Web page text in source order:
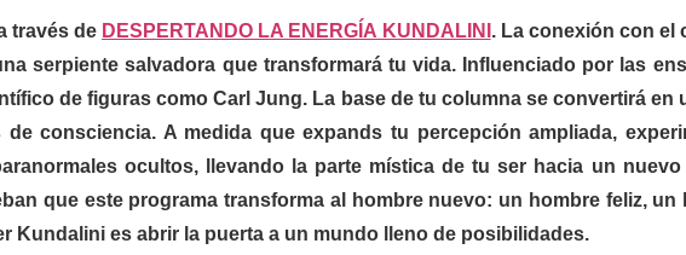
través de DESPERTANDO LA ENERGÍA KUNDALINI . La conexión con el
serpiente salvadora que transformará tu vida. Influenciado por las
de figuras como Carl Jung. La base de tu columna se convertirá en
consciencia. A medida que expands tu percepción ampliada,
ocultos, llevando la parte mística de tu ser hacia un
que este programa transforma al hombre nuevo: un hombre feliz, un
Kundalini es abrir la puerta a un mundo lleno de posibilidades.